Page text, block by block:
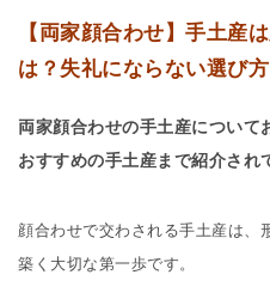
【両家顔合わせ】手土産
は？失礼にならない選び
両家顔合わせの手土産について
おすすめの手土産まで紹介され
顔合わせで交わされる手土産は、
築く大切な第一歩です。